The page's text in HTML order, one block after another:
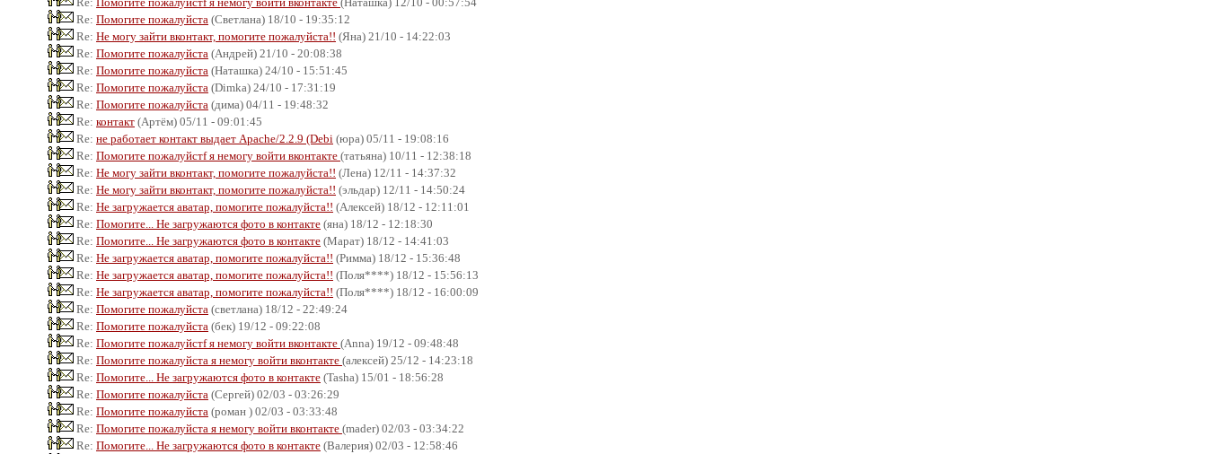
Re: Помогите пожалуйста (Светлана) 18/10 - 19:35:12
Re: Не могу зайти вконтакт, помогите пожалуйста!! (Яна) 21/10 - 14:22:03
Re: Помогите пожалуйста (Андрей) 21/10 - 20:08:38
Re: Помогите пожалуйста (Наташка) 24/10 - 15:51:45
Re: Помогите пожалуйста (Dimka) 24/10 - 17:31:19
Re: Помогите пожалуйста (дима) 04/11 - 19:48:32
Re: контакт (Артём) 05/11 - 09:01:45
Re: не работает контакт выдает Apache/2.2.9 (Debi (юра) 05/11 - 19:08:16
Re: Помогите пожалуйстf я немогу войти вконтакте (татьяна) 10/11 - 12:38:18
Re: Не могу зайти вконтакт, помогите пожалуйста!! (Лена) 12/11 - 14:37:32
Re: Не могу зайти вконтакт, помогите пожалуйста!! (эльдар) 12/11 - 14:50:24
Re: Не загружается аватар, помогите пожалуйста!! (Алексей) 18/12 - 12:11:01
Re: Помогите... Не загружаются фото в контакте (яна) 18/12 - 12:18:30
Re: Помогите... Не загружаются фото в контакте (Марат) 18/12 - 14:41:03
Re: Не загружается аватар, помогите пожалуйста!! (Римма) 18/12 - 15:36:48
Re: Не загружается аватар, помогите пожалуйста!! (Поля****) 18/12 - 15:56:13
Re: Не загружается аватар, помогите пожалуйста!! (Поля****) 18/12 - 16:00:09
Re: Помогите пожалуйста (светлана) 18/12 - 22:49:24
Re: Помогите пожалуйста (бек) 19/12 - 09:22:08
Re: Помогите пожалуйстf я немогу войти вконтакте (Anna) 19/12 - 09:48:48
Re: Помогите пожалуйста я немогу войти вконтакте (алексей) 25/12 - 14:23:18
Re: Помогите... Не загружаются фото в контакте (Tasha) 15/01 - 18:56:28
Re: Помогите пожалуйста (Сергей) 02/03 - 03:26:29
Re: Помогите пожалуйста (роман ) 02/03 - 03:33:48
Re: Помогите пожалуйста я немогу войти вконтакте (mader) 02/03 - 03:34:22
Re: Помогите... Не загружаются фото в контакте (Валерия) 02/03 - 12:58:46